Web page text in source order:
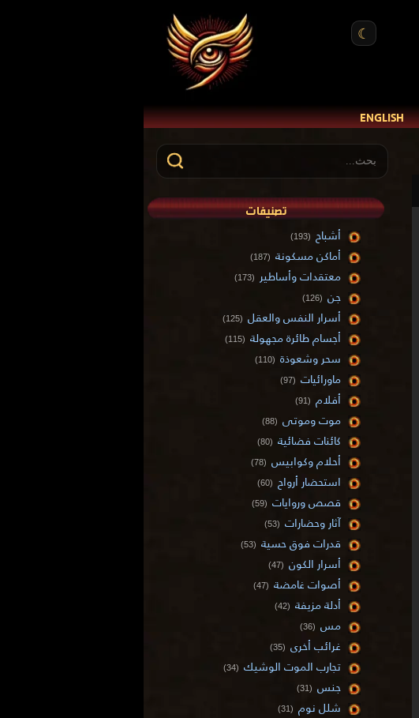
☾
ENGLISH
تصنيفات
أشباح (193)
أماكن مسكونة (187)
معتقدات وأساطير (173)
جن (126)
أسرار النفس والعقل (125)
أجسام طائرة مجهولة (115)
سحر وشعوذة (110)
ماورائيات (97)
أفلام (91)
موت وموتى (88)
كائنات فضائية (80)
أحلام وكوابيس (78)
استحضار أرواح (60)
قصص وروايات (59)
آثار وحضارات (53)
قدرات فوق حسية (53)
أسرار الكون (47)
أصوات غامضة (47)
أدلة مزيفة (42)
مس (36)
غرائب أخرى (35)
تجارب الموت الوشيك (34)
جنس (31)
شلل نوم (31)